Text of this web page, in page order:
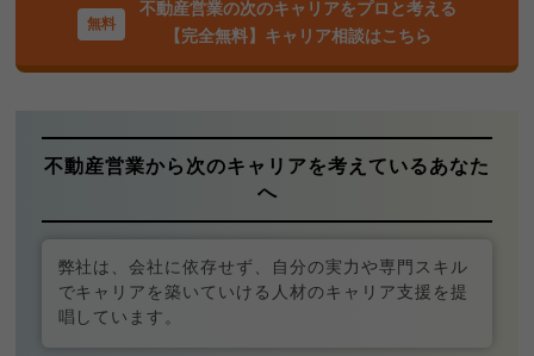
不動産営業の次のキャリアをプロと考える
【完全無料】キャリア相談はこちら
不動産営業から次のキャリアを考えているあなた
へ
弊社は、会社に依存せず、自分の実力や専門スキル
でキャリアを築いていける人材のキャリア支援を提
唱しています。